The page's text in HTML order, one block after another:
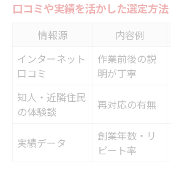
口コミや実績を活かした選定方法
情報源 内容例
インターネット
口コミ
作業前後の説
明が丁寧
知人・近隣住民
の体験談
再対応の有無
実績データ
創業年数・リ
ピート率